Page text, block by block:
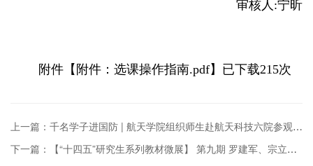
审核人:宁昕
附件【 附件：选课操作指南.pdf】已下载215次
上一篇：千名学子进国防 | 航天学院组织师生赴航天科技六院参观研学
下一篇：【“十四五”研究生系列教材微展】 第九期 罗建军、宗立军、王明明：《空间机器人捕获翻滚目标的动力学与控制》